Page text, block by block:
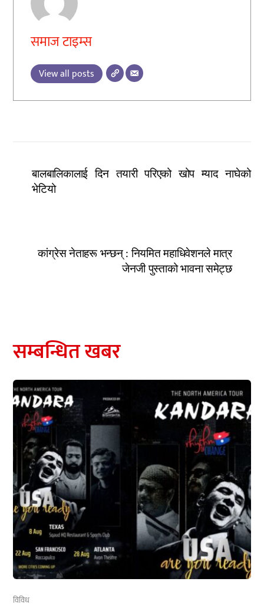
समाज टाइम्स
View all posts
बालबालिकालाई दिन तयारी परिएको खोप म्याद नाघेको
भेटियो
कांग्रेस नेताहरू भन्छन् : नियमित महाधिवेशनले मात्र
जेनजी पुस्ताको भावना समेट्छ
सम्बन्धित खबर
विविध